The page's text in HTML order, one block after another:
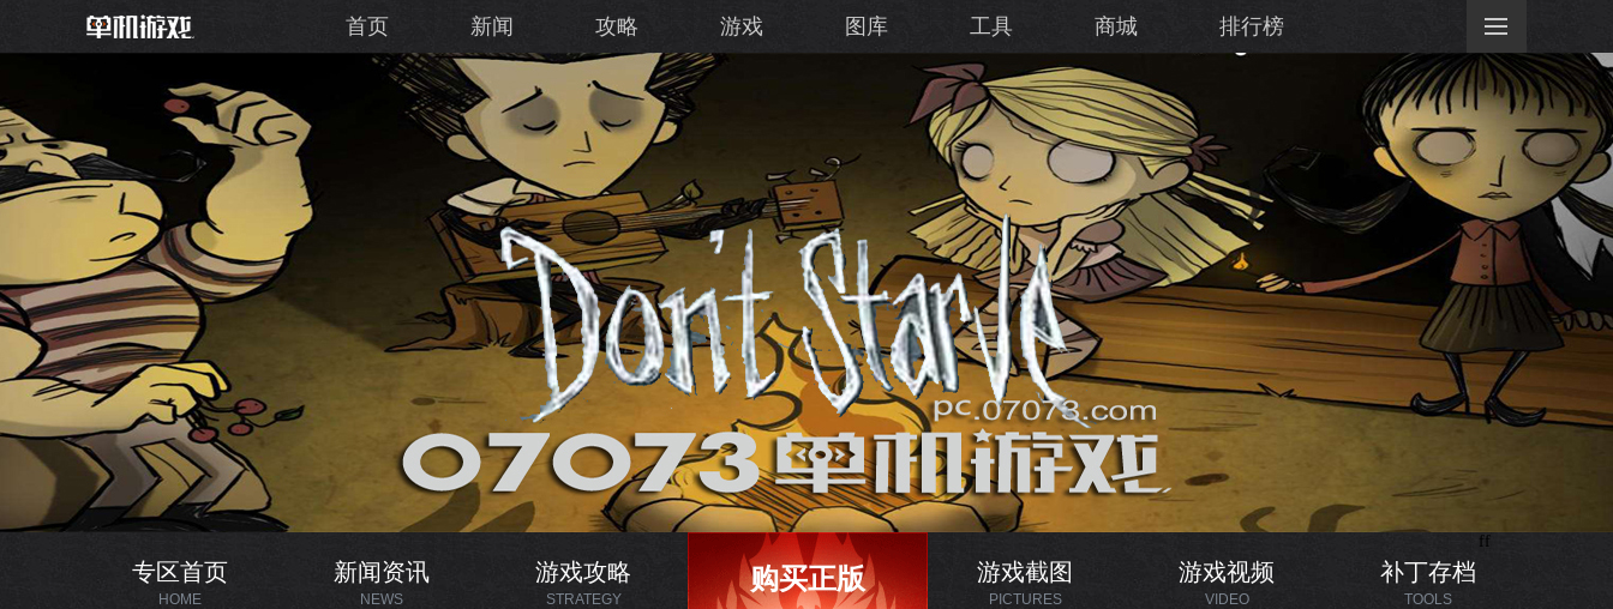
首页 新闻 攻略 游戏 图库 工具 商城 排行榜
专区首页
HOME
ff
新闻资讯
NEWS
游戏攻略
STRATEGY
游戏截图
PICTURES
游戏视频
VIDEO
补丁存档
TOOLS
购买正版